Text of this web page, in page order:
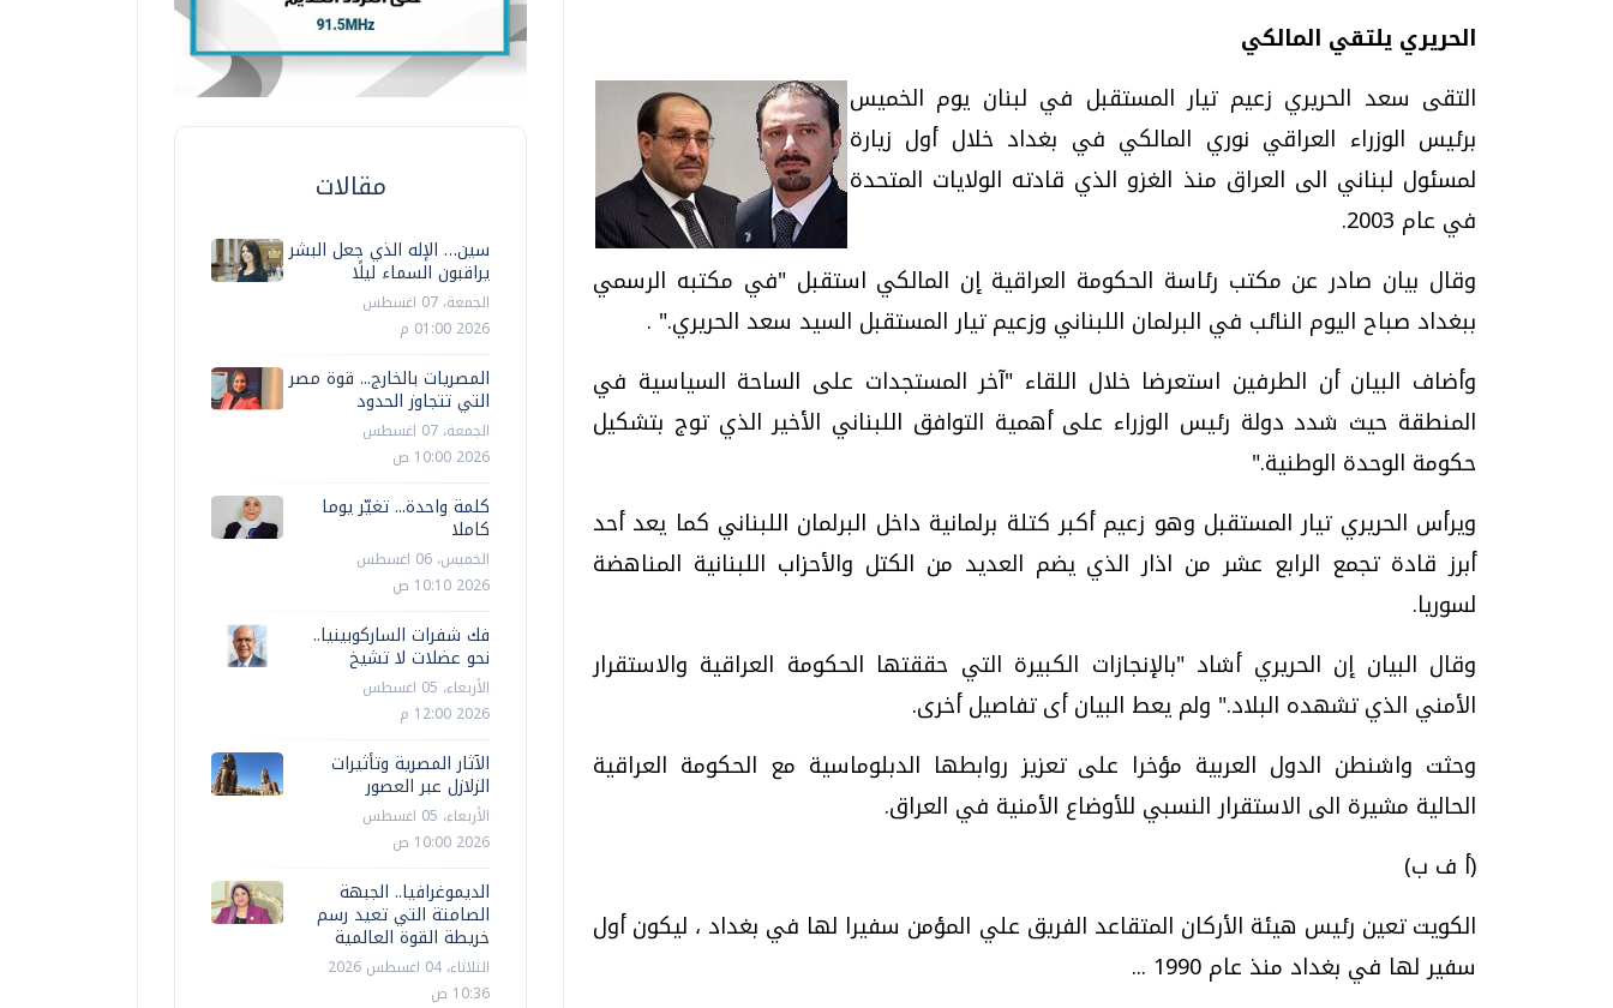
الحريري يلتقي المالكي
التقى سعد الحريري زعيم تيار المستقبل في لبنان يوم الخميس
برئيس الوزراء العراقي نوري المالكي في بغداد خلال أول زيارة
لمسئول لبناني الى العراق منذ الغزو الذي قادته الولايات المتحدة
في عام 2003.
وقال بيان صادر عن مكتب رئاسة الحكومة العراقية إن المالكي استقبل "في مكتبه الرسمي
ببغداد صباح اليوم النائب في البرلمان اللبناني وزعيم تيار المستقبل السيد سعد الحريري." .
وأضاف البيان أن الطرفين استعرضا خلال اللقاء "آخر المستجدات على الساحة السياسية في
المنطقة حيث شدد دولة رئيس الوزراء على أهمية التوافق اللبناني الأخير الذي توج بتشكيل
حكومة الوحدة الوطنية."
ويرأس الحريري تيار المستقبل وهو زعيم أكبر كتلة برلمانية داخل البرلمان اللبناني كما يعد أحد
أبرز قادة تجمع الرابع عشر من اذار الذي يضم العديد من الكتل والأحزاب اللبنانية المناهضة
لسوريا.
وقال البيان إن الحريري أشاد "بالإنجازات الكبيرة التي حققتها الحكومة العراقية والاستقرار
الأمني الذي تشهده البلاد." ولم يعط البيان أى تفاصيل أخرى.
وحثت واشنطن الدول العربية مؤخرا على تعزيز روابطها الدبلوماسية مع الحكومة العراقية
الحالية مشيرة الى الاستقرار النسبي للأوضاع الأمنية في العراق.
(أ ف ب)
الكويت تعين رئيس هيئة الأركان المتقاعد الفريق علي المؤمن سفيرا لها في بغداد ، ليكون أول
سفير لها في بغداد منذ عام 1990 ...
مقالات
سين… الإله الذي جعل البشر
يراقبون السماء ليلًا
الجمعة، 07 اغسطس
2026 01:00 م
المصريات بالخارج... قوة مصر
التي تتجاوز الحدود
الجمعة، 07 اغسطس
2026 10:00 ص
كلمة واحدة... تغيّر يوما
كاملا
الخميس، 06 اغسطس
2026 10:10 ص
فك شفرات الساركوبينيا..
نحو عضلات لا تشيخ
الأربعاء، 05 اغسطس
2026 12:00 م
الآثار المصرية وتأثيرات
الزلازل عبر العصور
الأربعاء، 05 اغسطس
2026 10:00 ص
الديموغرافيا.. الجبهة
الصامتة التي تعيد رسم
خريطة القوة العالمية
الثلاثاء، 04 اغسطس 2026
10:36 ص